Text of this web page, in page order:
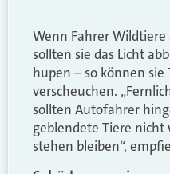
Wenn Fahrer
sollten sie das Licht
hupen – so können sie
verscheuchen.
sollten Autofahrer
geblendete Tiere
stehen bleiben“,